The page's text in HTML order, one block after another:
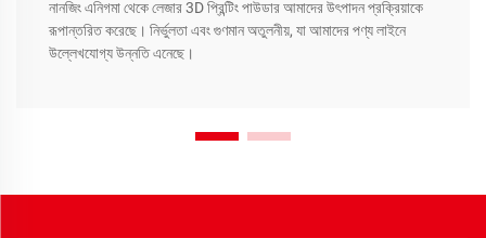
নানজিং এনিগমা থেকে লেজার 3D প্রিন্টিং পাউডার আমাদের উৎপাদন প্রক্রিয়াকে
রূপান্তরিত করেছে। নির্ভুলতা এবং গুণমান অতুলনীয়, যা আমাদের পণ্য লাইনে
উল্লেখযোগ্য উন্নতি এনেছে।